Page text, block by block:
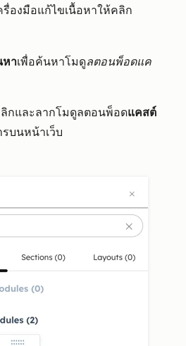
องมือแก้ไขเนื้อหาให้คลิก
หาเพื่อค้นหาโมดูลตอนพ็อดแค
กและลากโมดูลตอนพ็อดแคสต์
บนหน้าเว็บ